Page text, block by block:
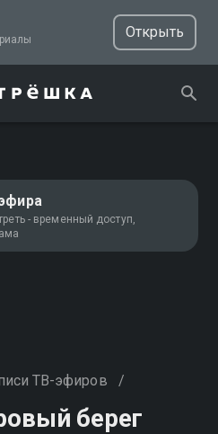
и сериалы
Открыть
- временный доступ,
ТВ-эфиров /
берег